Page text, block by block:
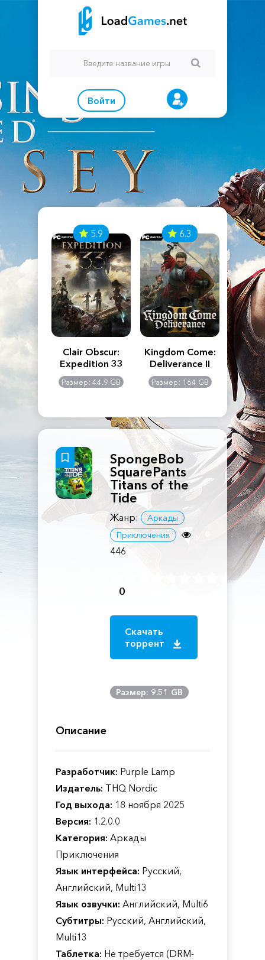
Войти
Creed
5.9
Clair Obscur:
Expedition 33
Размер: 44.9 GB
6.3
Kingdom Come:
Deliverance II
Размер: 164 GB
The
SpongeBob
SquarePants
Titans of the
Tide
Жанр:
Аркады
Приключения
446
0
Скачать
торрент
Размер: 9.51 GB
Описание
Разработчик: Purple Lamp
Издатель: THQ Nordic
Год выхода: 18 ноября 2025
Версия: 1.2.0.0
Категория: Аркады
Приключения
Язык интерфейса: Русский,
Английский, Multi13
Язык озвучки: Английский, Multi6
Субтитры: Русский, Английский,
Multi13
Таблетка: Не требуется (DRM-